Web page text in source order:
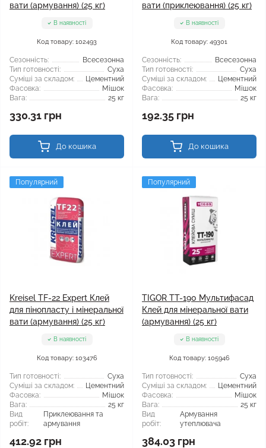
вати (армування) (25 кг)
В наявності
Код товару: 102493
Сезонність:
Всесезонна
Тип готовності:
Суха
Суміші за складом:
Цементний
Фасовка:
Мішок
Вага:
25 кг
330.31 грн
До кошика
вати (приклеювання) (25 кг)
В наявності
Код товару: 49301
Сезонність:
Всесезонна
Тип готовності:
Суха
Суміші за складом:
Цементний
Фасовка:
Мішок
Вага:
25 кг
192.35 грн
До кошика
Популярний
Kreisel TF-22 Expert Клей
для пінопласту і мінеральної
вати (армування) (25 кг)
В наявності
Код товару: 103476
Тип готовності:
Суха
Суміші за складом:
Цементний
Фасовка:
Мішок
Вага:
25 кг
Вид
робіт:
Приклеювання та
армування
412.92 грн
Популярний
TIGOR TT-190 Мультифасад
Клей для мінеральної вати
(армування) (25 кг)
В наявності
Код товару: 105946
Тип готовності:
Суха
Суміші за складом:
Цементний
Фасовка:
Мішок
Вага:
25 кг
Вид
робіт:
Армування
утеплювача
384.03 грн